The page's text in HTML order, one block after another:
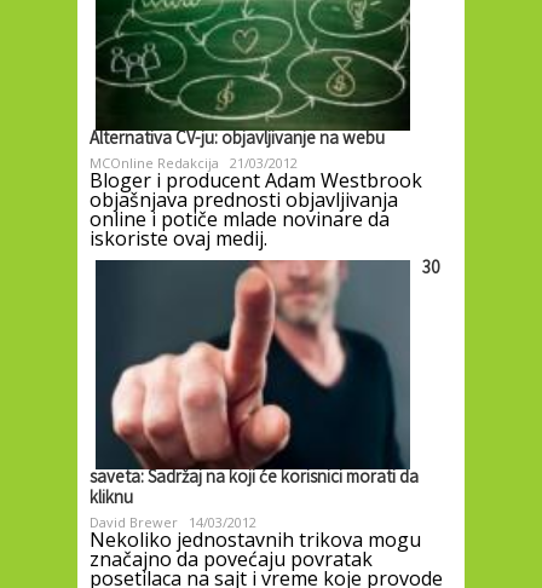
Alternativa CV-ju: objavljivanje na webu
MCOnline Redakcija 21/03/2012
Bloger i producent Adam Westbrook
objašnjava prednosti objavljivanja
online i potiče mlade novinare da
iskoriste ovaj medij.
30
saveta: Sadržaj na koji će korisnici morati da
kliknu
David Brewer 14/03/2012
Nekoliko jednostavnih trikova mogu
značajno da povećaju povratak
posetilaca na sajt i vreme koje provode